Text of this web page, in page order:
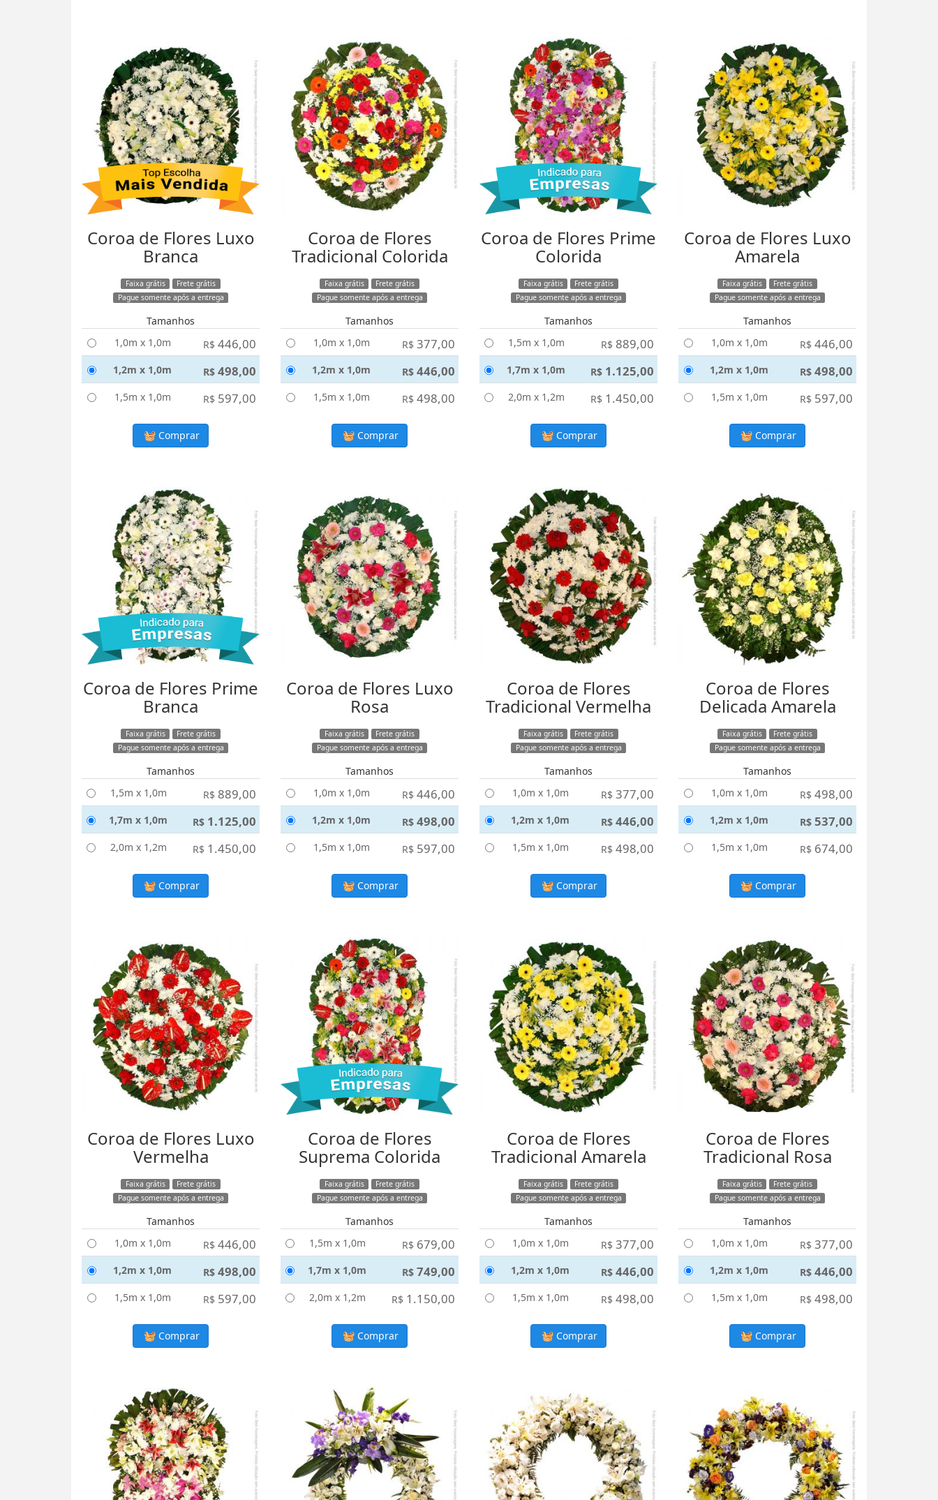
Coroa de Flores Luxo
Branca
Faixa grátis
Frete grátis
Pague somente após a entrega
Tamanhos
1,0m x 1,0m
R$ 446,00
1,2m x 1,0m R$ 498,00
1,5m x 1,0m R$ 597,00
Comprar
Coroa de Flores
Tradicional Colorida
Faixa grátis
Frete grátis
Pague somente após a entrega
Tamanhos
1,0m x 1,0m
R$ 377,00
1,2m x 1,0m R$ 446,00
1,5m x 1,0m R$ 498,00
Comprar
Coroa de Flores Prime
Colorida
Faixa grátis
Frete grátis
Pague somente após a entrega
Tamanhos
1,5m x 1,0m
R$ 889,00
1,7m x 1,0m R$ 1.125,00
2,0m x 1,2m R$ 1.450,00
Comprar
Coroa de Flores Luxo
Amarela
Faixa grátis
Frete grátis
Pague somente após a entrega
Tamanhos
1,0m x 1,0m
R$ 446,00
1,2m x 1,0m R$ 498,00
1,5m x 1,0m R$ 597,00
Comprar
Coroa de Flores Prime
Branca
Faixa grátis
Frete grátis
Pague somente após a entrega
Tamanhos
1,5m x 1,0m
R$ 889,00
1,7m x 1,0m R$ 1.125,00
2,0m x 1,2m R$ 1.450,00
Comprar
Coroa de Flores Luxo
Rosa
Faixa grátis
Frete grátis
Pague somente após a entrega
Tamanhos
1,0m x 1,0m
R$ 446,00
1,2m x 1,0m R$ 498,00
1,5m x 1,0m R$ 597,00
Comprar
Coroa de Flores
Tradicional Vermelha
Faixa grátis
Frete grátis
Pague somente após a entrega
Tamanhos
1,0m x 1,0m
R$ 377,00
1,2m x 1,0m R$ 446,00
1,5m x 1,0m R$ 498,00
Comprar
Coroa de Flores
Delicada Amarela
Faixa grátis
Frete grátis
Pague somente após a entrega
Tamanhos
1,0m x 1,0m
R$ 498,00
1,2m x 1,0m R$ 537,00
1,5m x 1,0m R$ 674,00
Comprar
Coroa de Flores Luxo
Vermelha
Faixa grátis
Frete grátis
Pague somente após a entrega
Tamanhos
1,0m x 1,0m
R$ 446,00
1,2m x 1,0m R$ 498,00
1,5m x 1,0m R$ 597,00
Comprar
Coroa de Flores
Suprema Colorida
Faixa grátis
Frete grátis
Pague somente após a entrega
Tamanhos
1,5m x 1,0m
R$ 679,00
1,7m x 1,0m R$ 749,00
2,0m x 1,2m R$ 1.150,00
Comprar
Coroa de Flores
Tradicional Amarela
Faixa grátis
Frete grátis
Pague somente após a entrega
Tamanhos
1,0m x 1,0m
R$ 377,00
1,2m x 1,0m R$ 446,00
1,5m x 1,0m R$ 498,00
Comprar
Coroa de Flores
Tradicional Rosa
Faixa grátis
Frete grátis
Pague somente após a entrega
Tamanhos
1,0m x 1,0m
R$ 377,00
1,2m x 1,0m R$ 446,00
1,5m x 1,0m R$ 498,00
Comprar